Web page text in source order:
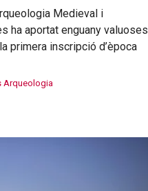
Medieval i
ha aportat enguany valuoses
primera inscripció d’època
Arqueologia